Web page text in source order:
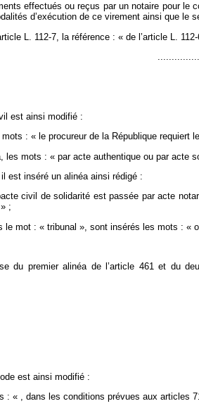
effectués ou reçus par un notaire pour le
d’exécution de ce virement ainsi que le
L. 112-7, la référence : « de l’article L.
est ainsi modifié :
: « le procureur de la République
les mots : « par acte authentique ou par acte
est inséré un alinéa ainsi rédigé :
civil de solidarité est passée par acte
;
le mot : « tribunal », sont insérés les mots : «
du premier alinéa de l’article 461 et du
est ainsi modifié :
: « , dans les conditions prévues aux articles